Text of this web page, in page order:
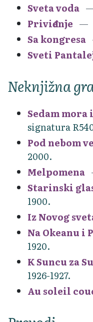
Sveta voda
Priviđenje
Sa kongresa
Sveti
Neknjižna
Sedam
signatura
Pod nebom
2000.
Melpomena
Starinski
1900.
Iz Novog
Na Okeanu i
1920.
K Suncu za
1926-1927.
Au soleil